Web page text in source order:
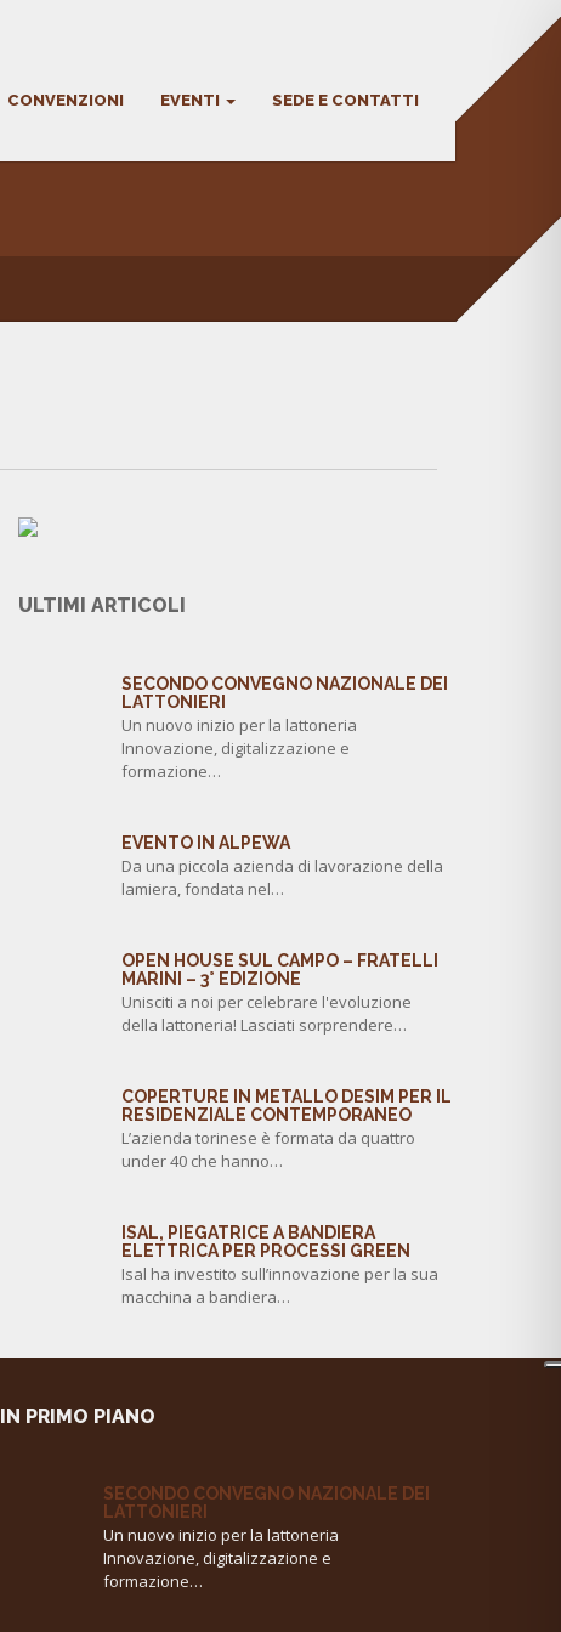
CONVENZIONI EVENTI SEDE E CONTATTI
ULTIMI ARTICOLI
SECONDO CONVEGNO NAZIONALE DEI
LATTONIERI
Un nuovo inizio per la lattoneria
Innovazione, digitalizzazione e
formazione…
EVENTO IN ALPEWA
Da una piccola azienda di lavorazione della
lamiera, fondata nel…
OPEN HOUSE SUL CAMPO – FRATELLI
MARINI – 3° EDIZIONE
Unisciti a noi per celebrare l'evoluzione
della lattoneria! Lasciati sorprendere…
COPERTURE IN METALLO DESIM PER IL
RESIDENZIALE CONTEMPORANEO
L’azienda torinese è formata da quattro
under 40 che hanno…
ISAL, PIEGATRICE A BANDIERA
ELETTRICA PER PROCESSI GREEN
Isal ha investito sull’innovazione per la sua
macchina a bandiera…
IN PRIMO PIANO
SECONDO CONVEGNO NAZIONALE DEI
LATTONIERI
Un nuovo inizio per la lattoneria
Innovazione, digitalizzazione e
formazione…